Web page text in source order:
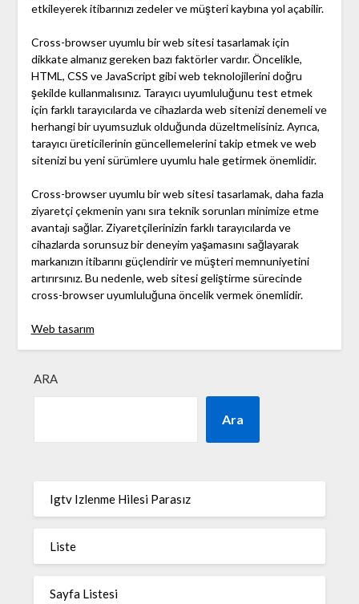
etkileyerek itibarınızı zedeler ve müşteri kaybına yol açabilir.
Cross-browser uyumlu bir web sitesi tasarlamak için
dikkate almanız gereken bazı faktörler vardır. Öncelikle,
HTML, CSS ve JavaScript gibi web teknolojilerini doğru
şekilde kullanmalısınız. Tarayıcı uyumluluğunu test etmek
için farklı tarayıcılarda ve cihazlarda web sitenizi denemeli ve
herhangi bir uyumsuzluk olduğunda düzeltmelisiniz. Ayrıca,
tarayıcı üreticilerinin güncellemelerini takip etmek ve web
sitenizi bu yeni sürümlere uyumlu hale getirmek önemlidir.
Cross-browser uyumlu bir web sitesi tasarlamak, daha fazla
ziyaretçi çekmenin yanı sıra teknik sorunları minimize etme
avantajı sağlar. Ziyaretçilerinizin farklı tarayıcılarda ve
cihazlarda sorunsuz bir deneyim yaşamasını sağlayarak
markanızın itibarını güçlendirir ve müşteri memnuniyetini
artırırsınız. Bu nedenle, web sitesi geliştirme sürecinde
cross-browser uyumluluğuna öncelik vermek önemlidir.
Web tasarım
ARA
Ara
Igtv Izlenme Hilesi Parasız
Liste
Sayfa Listesi